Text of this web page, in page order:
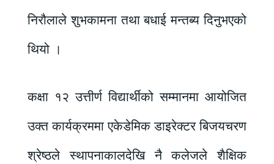
निरौलाले शुभकामना तथा बधाई मन्तब्य दिनुभएको
थियो ।
कक्षा १२ उत्तीर्ण विद्यार्थीको सम्मानमा आयोजित
उक्त कार्यक्रममा एकेडेमिक डाइरेक्टर बिजयचरण
श्रेष्ठले स्थापनाकालदेखि नै कलेजले शैक्षिक